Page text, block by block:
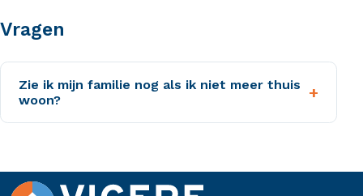
Vragen
Zie ik mijn familie nog als ik niet meer thuis
woon?
+